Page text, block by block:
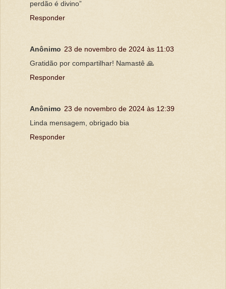
perdão é divino”
Responder
Anônimo 23 de novembro de 2024 às 11:03
Gratidão por compartilhar! Namastê 🙏
Responder
Anônimo 23 de novembro de 2024 às 12:39
Linda mensagem, obrigado bia
Responder